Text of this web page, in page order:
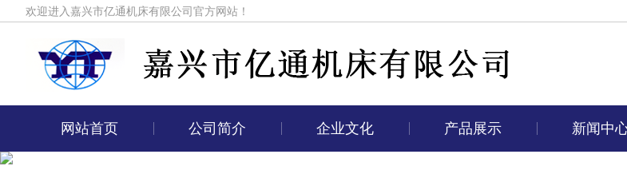
欢迎进入嘉兴市亿通机床有限公司官方网站！
网站首页 公司简介 企业文化 产品展示 新闻中